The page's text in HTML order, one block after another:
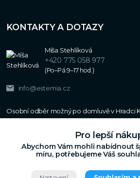
KONTAKTY A DOTAZY
Míša Stehlíková
+420 775 058 977
(Po–Pá 9–17 hod.)
info@estemia.cz
Pro lepší
Abychom Vám mohli nabídnout
míru, potřebujeme Váš